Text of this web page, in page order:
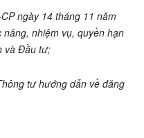
ngày 14 tháng 11 năm
nhiệm vụ, quyền hạn
và Đầu tư;
tư hướng dẫn về đăng